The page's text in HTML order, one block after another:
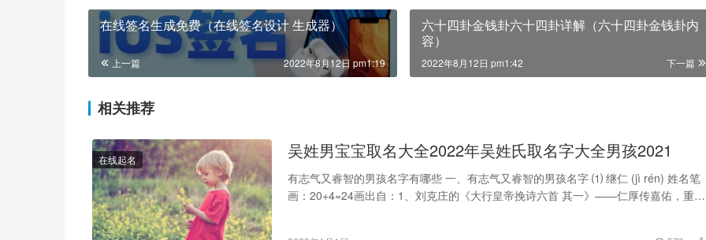
在线签名生成免费（在线签名设计 生成器）
上一篇 2022年8月12日 pm1:19
六十四卦金钱卦六十四卦详解（六十四卦金钱卦内
容）
下一篇
2022年8月12日 pm1:42
相关推荐
在线起名 吴姓男宝宝取名大全2022年吴姓氏取名字大全男孩2021
有志气又睿智的男孩名字有哪些 一、有志气又睿智的男孩名字 ⑴ 继仁 (jì rén) 姓名笔
画：20+4=24画出自：1、刘克庄的《大行皇帝挽诗六首 其一》——仁厚传嘉佑，重华